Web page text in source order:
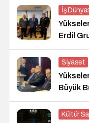
İş
Erdil
Siyaset
Büyük
Kültür